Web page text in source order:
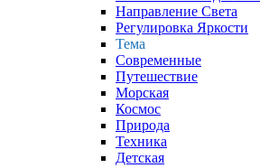
Направление Света
Регулировка Яркости
Тема
Современные
Путешествие
Морская
Космос
Природа
Техника
Детская